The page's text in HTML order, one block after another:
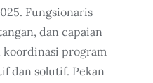
Fungsionaris
dan capaian
koordinasi program
dan solutif. Pekan